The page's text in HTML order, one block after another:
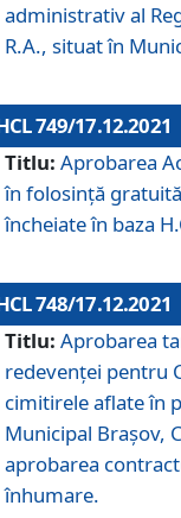
administrativ al
R.A., situat în
749/17.12.2021
Titlu: Aprobarea
în folosință
încheiate în baza
748/17.12.2021
Titlu: Aprobarea
redevenţei pentru
cimitirele aflate în
Municipal Braşov,
aprobarea
înhumare.